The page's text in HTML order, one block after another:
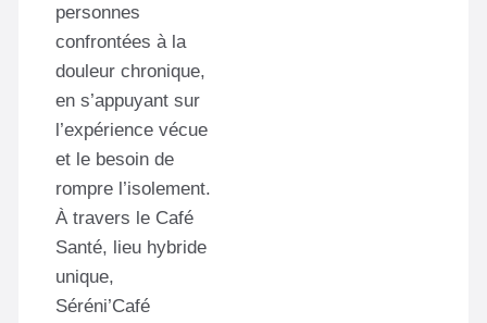
personnes
confrontées à la
douleur chronique,
en s’appuyant sur
l’expérience vécue
et le besoin de
rompre l’isolement.
À travers le Café
Santé, lieu hybride
unique,
Séréni’Café